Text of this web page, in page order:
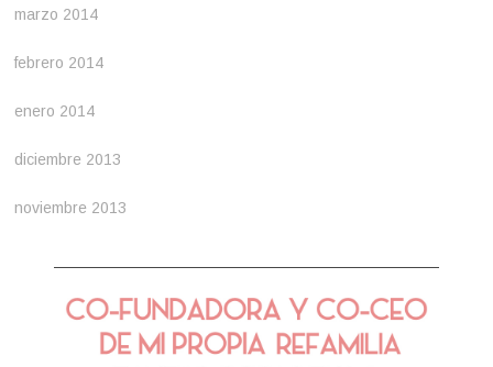
marzo 2014
febrero 2014
enero 2014
diciembre 2013
noviembre 2013